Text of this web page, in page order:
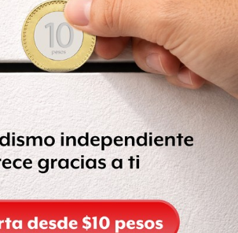
unabuso de poder
por parte de su
a que el Departamento de
por el Procurador General, esté
“rendición de cuentas”.
ha ganado presencia en
las últimas semanas luego de que el
conocer el 19 de marzo que el
sobre la captura y
Acosta, un personaje clave en el
a los cárteles.